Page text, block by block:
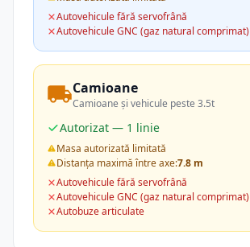
Autovehicule fără servofrână
Autovehicule GNC (gaz natural comprimat)
Camioane
Camioane și vehicule peste 3.5t
Autorizat — 1 linie
Masa autorizată limitată
Distanța maximă între axe:7.8 m
Autovehicule fără servofrână
Autovehicule GNC (gaz natural comprimat)
Autobuze articulate